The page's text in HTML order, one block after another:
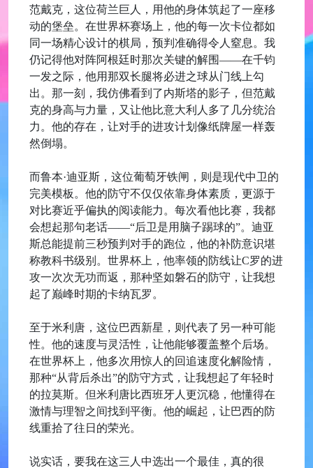
范戴克，这位荷兰巨人，用他的身体筑起了一座移
动的堡垒。在世界杯赛场上，他的每一次卡位都如
同一场精心设计的棋局，预判准确得令人窒息。我
仍记得他对阵阿根廷时那次关键的解围——在千钧
一发之际，他用那双长腿将必进之球从门线上勾
出。那一刻，我仿佛看到了内斯塔的影子，但范戴
克的身高与力量，又让他比意大利人多了几分统治
力。他的存在，让对手的进攻计划像纸牌屋一样轰
然倒塌。
而鲁本·迪亚斯，这位葡萄牙铁闸，则是现代中卫的
完美模板。他的防守不仅仅依靠身体素质，更源于
对比赛近乎偏执的阅读能力。每次看他比赛，我都
会想起那句老话——“后卫是用脑子踢球的”。迪亚
斯总能提前三秒预判对手的跑位，他的补防意识堪
称教科书级别。世界杯上，他率领的防线让C罗的进
攻一次次无功而返，那种坚如磐石的防守，让我想
起了巅峰时期的卡纳瓦罗。
至于米利唐，这位巴西新星，则代表了另一种可能
性。他的速度与灵活性，让他能够覆盖整个后场。
在世界杯上，他多次用惊人的回追速度化解险情，
那种“从背后杀出”的防守方式，让我想起了年轻时
的拉莫斯。但米利唐比西班牙人更沉稳，他懂得在
激情与理智之间找到平衡。他的崛起，让巴西的防
线重拾了往日的荣光。
说实话，要我在这三人中选出一个最佳，真的很